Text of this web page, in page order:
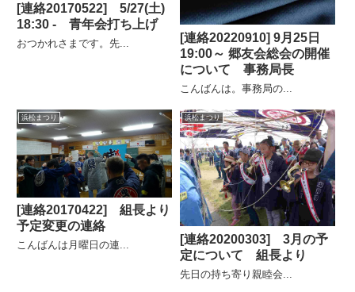
[連絡20170522] 5/27(土)
18:30 - 青年会打ち上げ
おつかれさまです。先...
[連絡20220910] 9月25日
19:00～ 郷友会総会の開催
について 事務局長
こんばんは。事務局の...
浜松まつり
[連絡20170422] 組長より
予定変更の連絡
こんばんは月曜日の連...
浜松まつり
[連絡20200303] 3月の予
定について 組長より
先日の持ち寄り親睦会...